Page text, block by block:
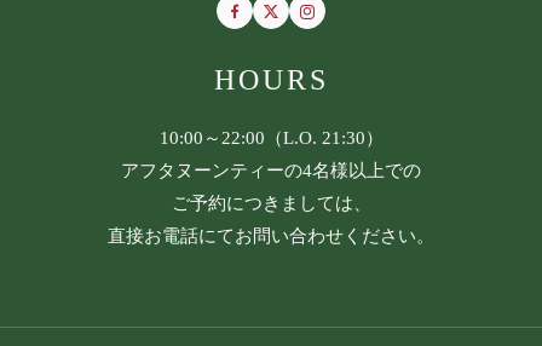
FacebookTwitterInstagram
HOURS
10:00～22:00（L.O. 21:30）
アフタヌーンティーの4名様以上での
ご予約につきましては、
直接お電話にてお問い合わせください。